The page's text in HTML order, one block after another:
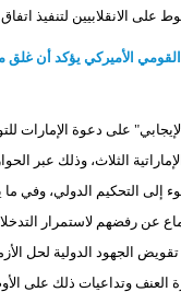
الانقلابيين لتنفيذ اتفاق
الأميركي يؤكد أن
على دعوة
الثلاث، وذلك عبر
إلى التحكيم الدولي، وفي ما
عن رفضهم لاستمرار
الجهود الدولية لحل
وتداعيات ذلك على